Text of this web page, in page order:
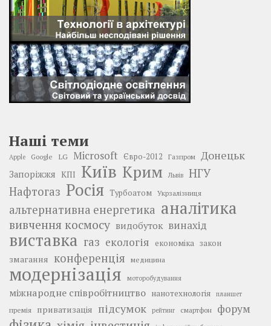
Наші теми
Apple Google LG Microsoft Євро-2012 Газпром Донецьк
Запоріжжя КПІ Київ Крим Львів
НГУ
Нафтогаз Росія Турбоатом Укрзалізниця
альтернативна енергетика аналітика
вивчення космосу видобуток винахід
виставка газ екологія економіка закон
змагання конференція медицина
модернізація моторобудування
міжнародне співробітництво нанотехнологія планшет
премія приватизація підсумок рейтинг смартфон форум